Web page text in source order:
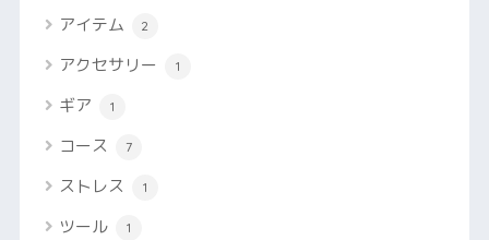
アイテム 2
アクセサリー 1
ギア 1
コース 7
ストレス 1
ツール 1